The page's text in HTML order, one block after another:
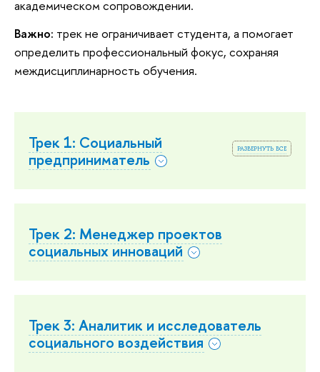
академическом сопровождении.
Важно: трек не ограничивает студента, а помогает
определить профессиональный фокус, сохраняя
междисциплинарность обучения.
развернуть все
Трек 1: Социальный
предприниматель
Трек 2: Менеджер проектов
социальных инноваций
Трек 3: Аналитик и исследователь
социального воздействия